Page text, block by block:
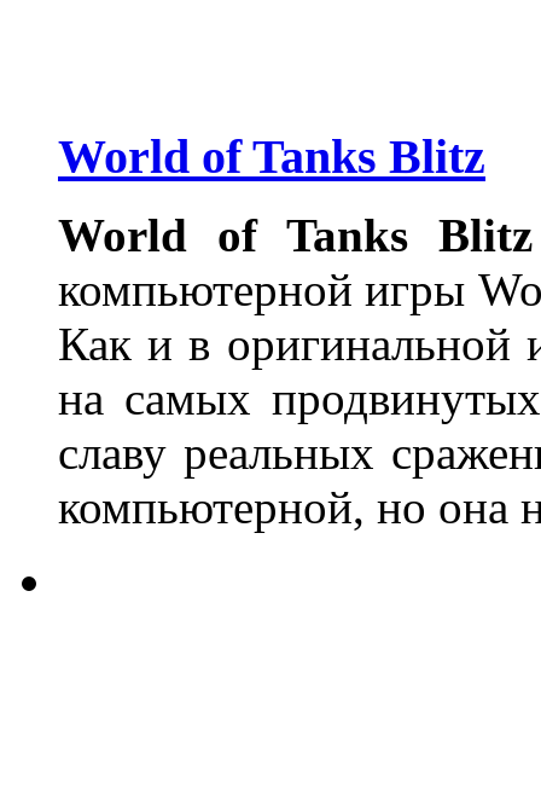
World of Tanks Blitz
World of Tanks Blitz
компьютерной игры
Как и в оригинальной
на самых
славу реальных
компьютерной, но она